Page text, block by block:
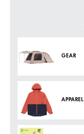
GEAR
APPAREL